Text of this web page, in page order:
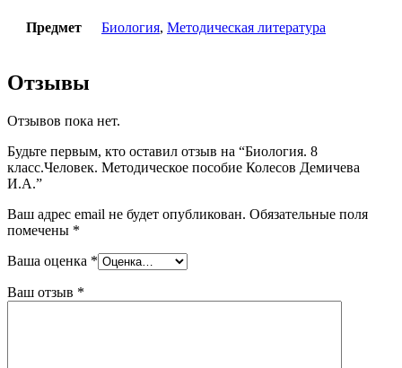
Предмет Биология, Методическая литература
Отзывы
Отзывов пока нет.
Будьте первым, кто оставил отзыв на “Биология. 8
класс.Человек. Методическое пособие Колесов Демичева
И.А.”
Ваш адрес email не будет опубликован. Обязательные поля
помечены *
Ваша оценка *
Ваш отзыв *